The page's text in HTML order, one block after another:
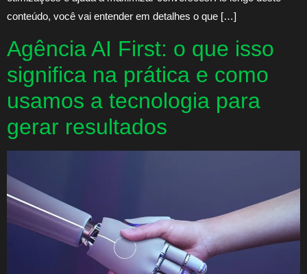
conteúdo, você vai entender em detalhes o que […]
Agência AI First: o que isso
significa na prática e como
usamos a tecnologia para
gerar resultados